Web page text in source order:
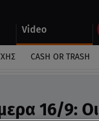
Video
CASH OR TRASH
16/9: